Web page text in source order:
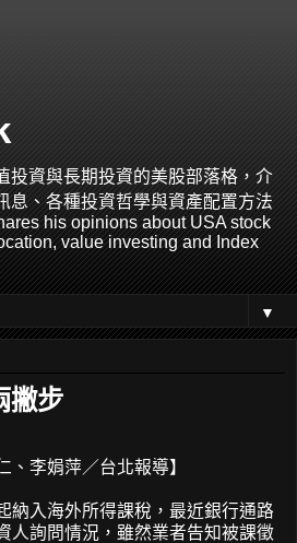
投資與長期投資的美股部落格，介
息、各種投資哲學與資產配置方法
his opinions about USA stock
value investing and Index
▼
撇步
、李娟萍／台北報導】
納入海外所得課稅，最近銀行通路
人詢問情況，雖然業者告知被課徵